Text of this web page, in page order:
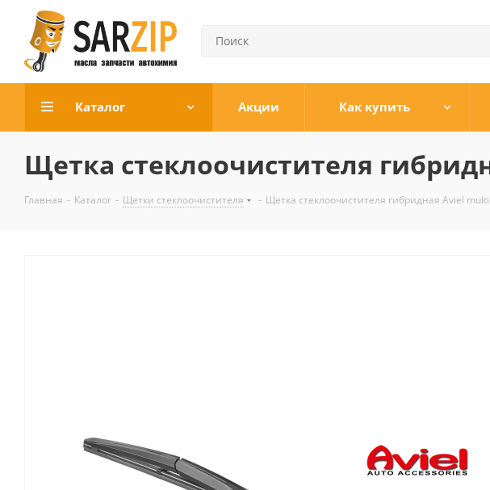
Каталог Акции Как купить
Щетка стеклоочистителя
Главная - Каталог - Щетки стеклоочистителя - Щетка стеклоочистителя гибридная Aviel